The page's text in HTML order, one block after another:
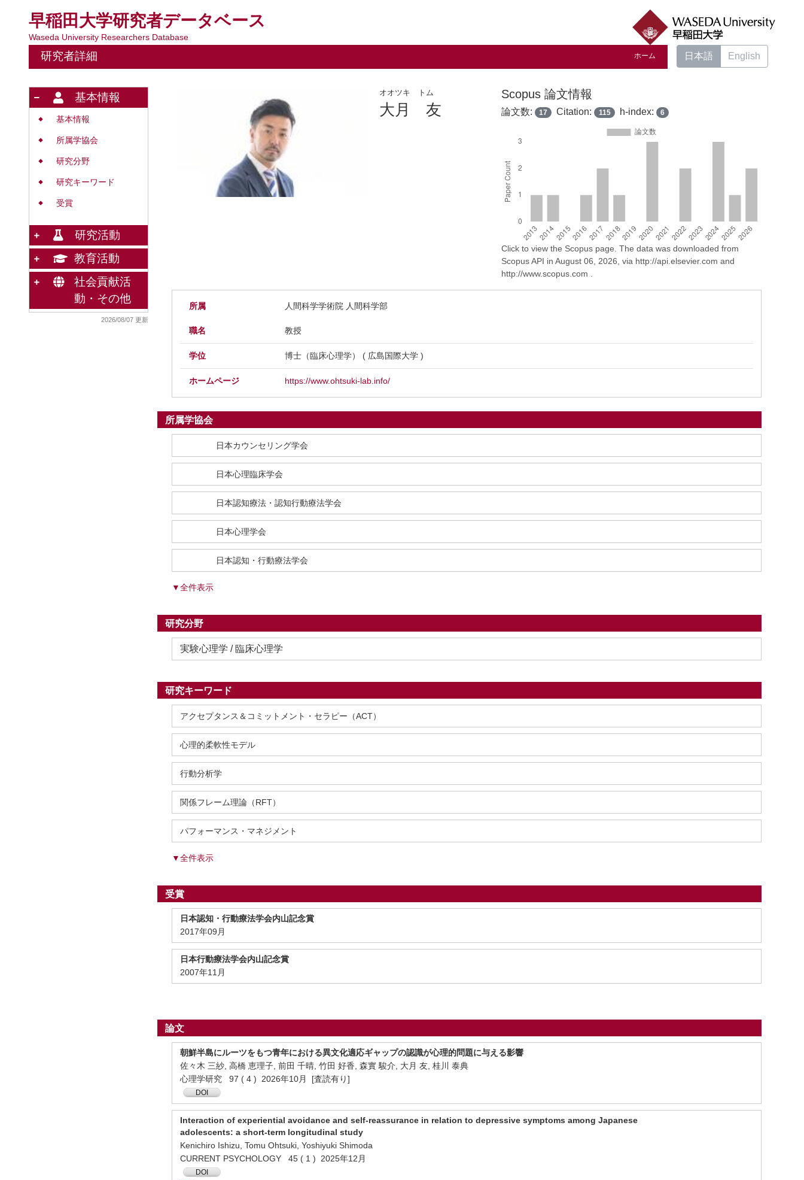
早稲田大学研究者データベース
Waseda University Researchers Database
研究者詳細 ホーム 日本語 English
基本情報
◆ 基本情報
◆ 所属学協会
◆ 研究分野
◆ 研究キーワード
◆ 受賞
研究活動
教育活動
社会貢献活
動・その他
2026/08/07 更新
オオツキ トム
大月 友
Scopus 論文情報
論文数: 17 Citation: 115 h-index: 6
Click to view the Scopus page. The data was downloaded from
Scopus API in August 06, 2026, via http://api.elsevier.com and
http://www.scopus.com .
所属 人間科学学術院 人間科学部
職名 教授
学位 博士（臨床心理学） ( 広島国際大学 )
ホームページ https://www.ohtsuki-lab.info/
所属学協会
日本カウンセリング学会
日本心理臨床学会
日本認知療法・認知行動療法学会
日本心理学会
日本認知・行動療法学会
▼全件表示
研究分野
実験心理学 / 臨床心理学
研究キーワード
アクセプタンス＆コミットメント・セラピー（ACT）
心理的柔軟性モデル
行動分析学
関係フレーム理論（RFT）
パフォーマンス・マネジメント
▼全件表示
受賞
日本認知・行動療法学会内山記念賞
2017年09月
日本行動療法学会内山記念賞
2007年11月
論文
朝鮮半島にルーツをもつ青年における異文化適応ギャップの認識が心理的問題に与える影響
佐々木 三紗, 高橋 恵理子, 前田 千晴, 竹田 好香, 森實 駿介, 大月 友, 桂川 泰典
心理学研究 97 ( 4 ) 2026年10月 [査読有り]
DOI
Interaction of experiential avoidance and self-reassurance in relation to depressive symptoms among Japanese
adolescents: a short-term longitudinal study
Kenichiro Ishizu, Tomu Ohtsuki, Yoshiyuki Shimoda
CURRENT PSYCHOLOGY 45 ( 1 ) 2025年12月
DOI